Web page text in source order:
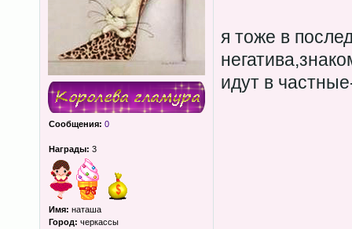
Сообщения: 0
Награды: 3
Имя: наташа
Город: черкассы
я тоже в
идут в